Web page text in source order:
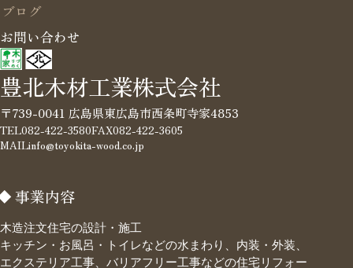
ブログ
お問い合わせ
豊北木材工業株式会社
〒739-0041 広島県東広島市西条町寺家4853
TEL082-422-3580FAX082-422-3605
MAILinfo@toyokita-wood.co.jp
事業内容
木造注文住宅の設計・施工
キッチン・お風呂・トイレなどの水まわり、内装・外装、
エクステリア工事、バリアフリー工事などの住宅リフォー